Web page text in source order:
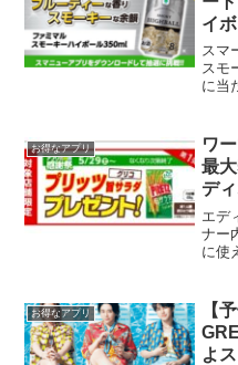
イ
スマ
スモ
に当
戦！
お得なアプリ
ワ
最
デ
る
エデ
ナー
に使
に
ざい
お得なアプリ
【
よ